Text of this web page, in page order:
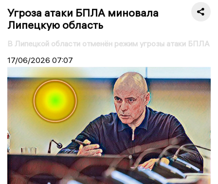
Угроза атаки БПЛА миновала
Липецкую область
В Липецкой области отменён режим угрозы атаки БПЛА
17/06/2026 07:07